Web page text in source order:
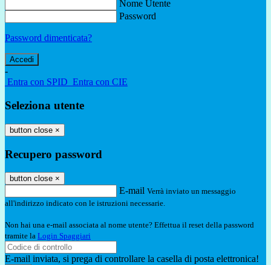
Nome Utente
Password
Password dimenticata?
-
Entra con SPID Entra con CIE
Seleziona utente
button close ×
Recupero password
button close ×
E-mail Verrà inviato un messaggio
all'indirizzo indicato con le istruzioni necessarie.
Non hai una e-mail associata al nome utente? Effettua il reset della password
tramite la Login Spaggiari
E-mail inviata, si prega di controllare la casella di posta elettronica!